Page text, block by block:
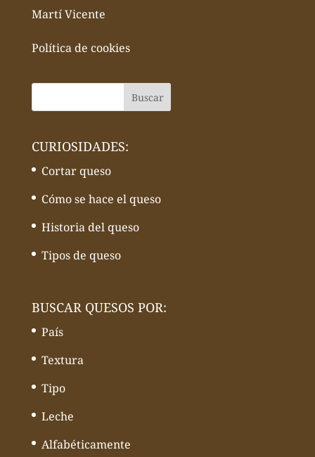
Martí Vicente
Política de cookies
CURIOSIDADES:
Cortar queso
Cómo se hace el queso
Historia del queso
Tipos de queso
BUSCAR QUESOS POR:
País
Textura
Tipo
Leche
Alfabéticamente